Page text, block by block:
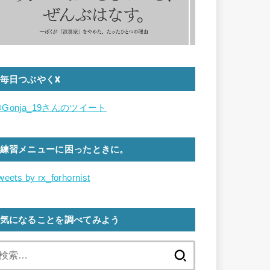
毎日つぶやくX
さんのツイート
練習メニューに困ったときに。
by rx_forhornist
気になることを調べてみよう